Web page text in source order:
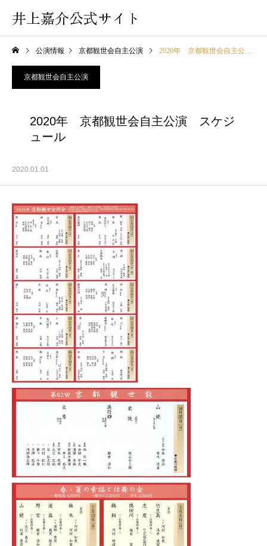
井上嘉介公式サイト
公演情報 京都観世会自主公演 2020年 京都観世会自主公演 スケジュール
京都観世会自主公演
2020年 京都観世会自主公演 スケジ
ュール
2020.01.01